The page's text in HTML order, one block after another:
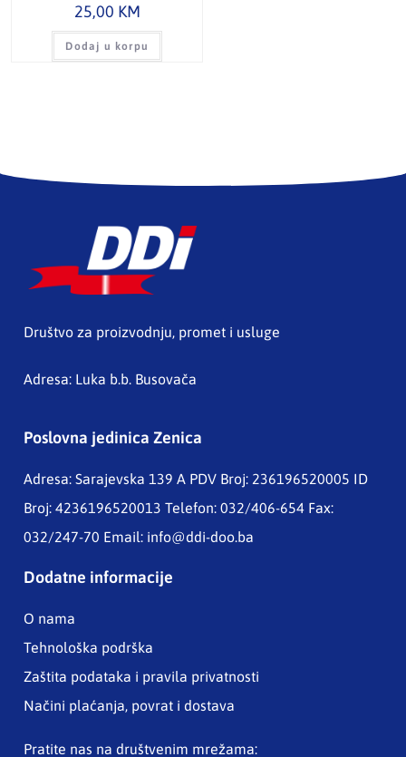
25,00 KM
Dodaj u korpu
Društvo za proizvodnju, promet i usluge
Adresa: Luka b.b. Busovača
Poslovna jedinica Zenica
Adresa: Sarajevska 139 A PDV Broj: 236196520005 ID
Broj: 4236196520013 Telefon: 032/406-654 Fax:
032/247-70 Email: info@ddi-doo.ba
Dodatne informacije
O nama
Tehnološka podrška
Zaštita podataka i pravila privatnosti
Načini plaćanja, povrat i dostava
Pratite nas na društvenim mrežama: